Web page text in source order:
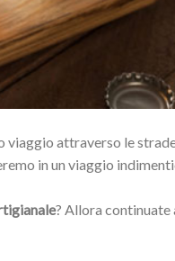
viaggio attraverso le
in un viaggio
? Allora continuate